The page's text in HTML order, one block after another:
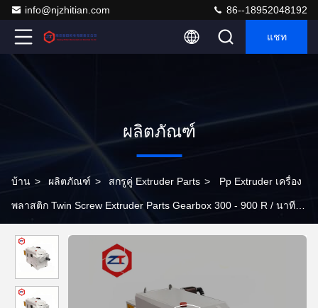
info@njzhitian.com 86--18952048192
แชท
ผลิตภัณฑ์
บ้าน > ผลิตภัณฑ์ > สกรูคู่ Extruder Parts > Pp Extruder เครื่อง
พลาสติก Twin Screw Extruder Parts Gearbox 300 - 900 R / นาที